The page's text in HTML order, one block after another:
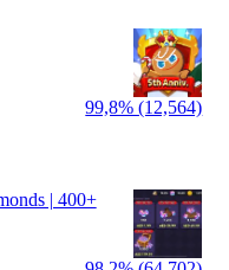
99,8% (12,564)
| 400+